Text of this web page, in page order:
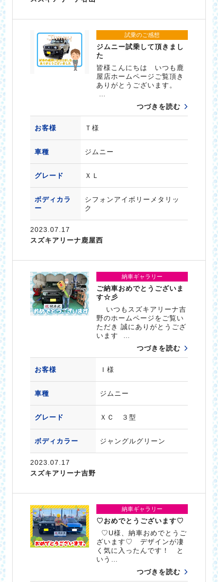
試乗のご感想
ジムニー試乗して頂きまし
た
皆様こんにちは いつも鹿
屋店ホームページご覧頂き
ありがとうございます。
…
つづきを読む
お客様 Ｔ様
車種 ジムニー
グレード ＸＬ
ボディカラ
ー
シフォンアイボリーメタリッ
ク
2023.07.17
スズキアリーナ鹿屋西
納車ギャラリー
ご納車おめでとうございま
す☆彡
いつもスズキアリーナ吉
野のホームページをご覧い
ただき 誠にありがとうござ
います …
つづきを読む
お客様 Ｉ様
車種 ジムニー
グレード ＸＣ ３型
ボディカラー ジャングルグリーン
2023.07.17
スズキアリーナ吉野
納車ギャラリー
♡おめでとうございます♡
♡U様、納車おめでとうご
ざいます♡ デザインが凄
く気に入ったんです！ と
いう…
つづきを読む